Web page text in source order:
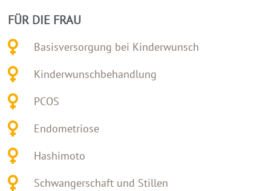
FÜR DIE FRAU
Basisversorgung bei Kinderwunsch
Kinderwunschbehandlung
PCOS
Endometriose
Hashimoto
Schwangerschaft und Stillen